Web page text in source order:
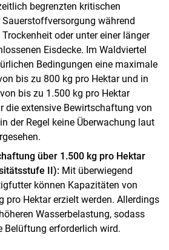
begrenzten kritischen
während
oder unter einer länger
Eisdecke. Im Waldviertel
Bedingungen eine maximale
bis zu 800 kg pro Hektar und in
bis zu 1.500 kg pro Hektar
die extensive Bewirtschaftung von
der Regel keine Überwachung laut
über 1.500 kg pro Hektar
II):Mit überwiegend
können Kapazitäten von
pro Hektar erzielt werden. Allerdings
Wasserbelastung, sodass
Belüftung erforderlich wird.